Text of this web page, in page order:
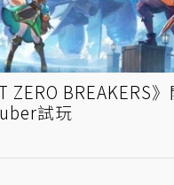
ZERO BREAKERS
試玩